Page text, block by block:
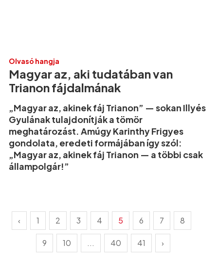
Olvasó hangja
Magyar az, aki tudatában van
Trianon fájdalmának
„Magyar az, akinek fáj Trianon” — sokan Illyés
Gyulának tulajdonítják a tömör
meghatározást. Amúgy Karinthy Frigyes
gondolata, eredeti formájában így szól:
„Magyar az, akinek fáj Trianon — a többi csak
állampolgár!”
‹ 1 2 3 4 5 6 7 8
9 10 ... 40 41 ›